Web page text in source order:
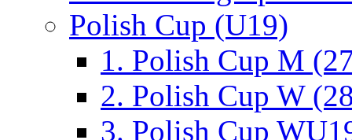
Polish Cup (U19)
1. Polish Cup M
2. Polish Cup W
3. Polish Cup